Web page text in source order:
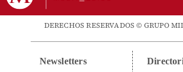
DERECHOS RESERVADOS © GRUPO
Newsletters